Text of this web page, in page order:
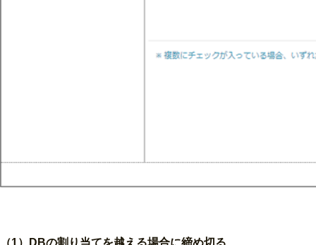
（1）DBの割り当てを越える場合に締め切る